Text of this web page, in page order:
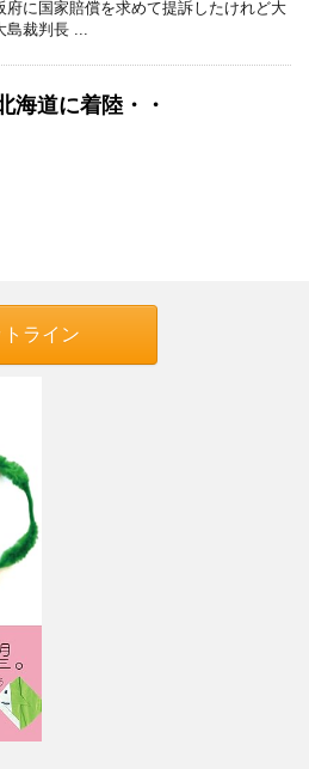
府に国家賠償を求めて提訴したけれど大
島裁判長 ...
海道に着陸・・
トライン